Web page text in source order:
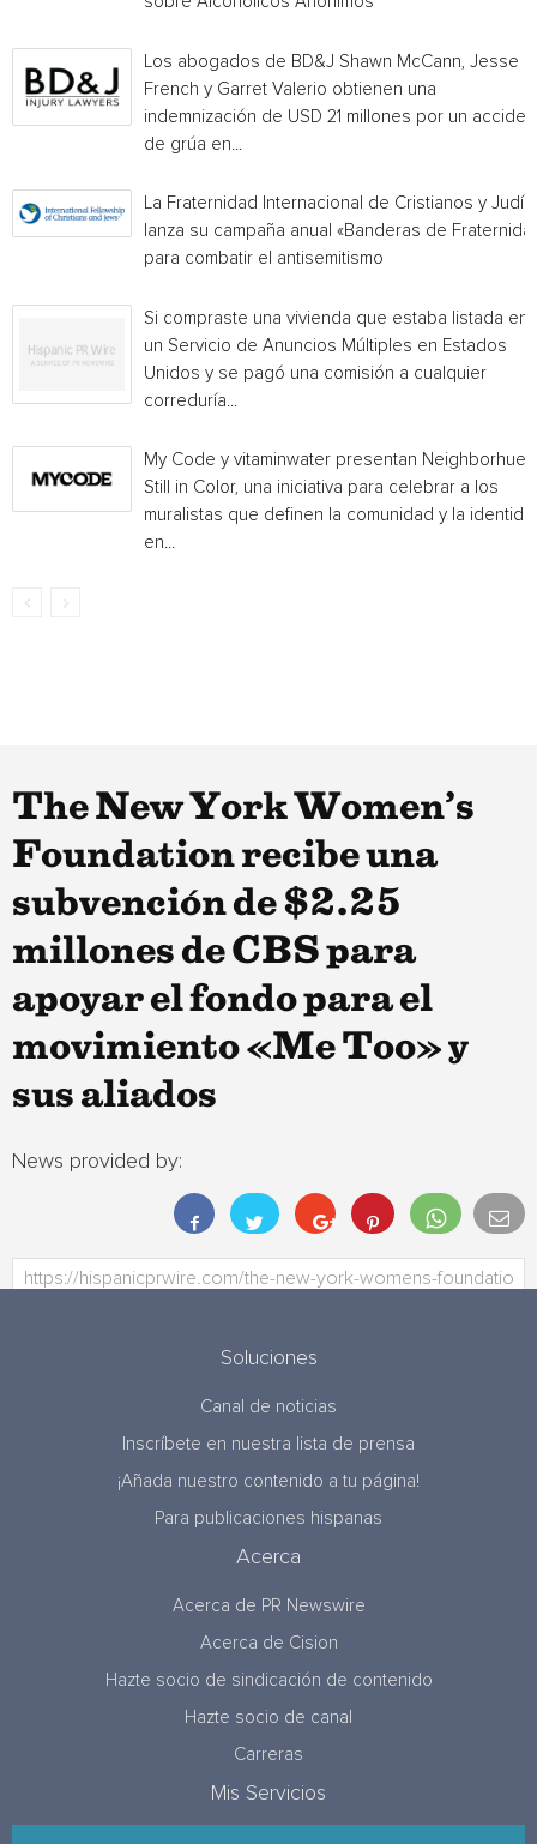
Los abogados de BD&J Shawn McCann, Jesse
French y Garret Valerio obtienen una
indemnización de USD 21 millones por un
de grúa en...
La Fraternidad Internacional de Cristianos y
lanza su campaña anual «Banderas de
para combatir el antisemitismo
Si compraste una vivienda que estaba listada en
un Servicio de Anuncios Múltiples en Estados
Unidos y se pagó una comisión a cualquier
correduría...
My Code y vitaminwater presentan Neighborhue:
Still in Color, una iniciativa para celebrar a los
muralistas que definen la comunidad y la
en...
The New York Women’s
Foundation recibe una
subvención de $2.25
millones de CBS para
apoyar el fondo para el
movimiento «Me Too» y
sus aliados
News provided by:
Soluciones
Canal de noticias
Inscríbete en nuestra lista de prensa
¡Añada nuestro contenido a tu página!
Para publicaciones hispanas
Acerca
Acerca de PR Newswire
Acerca de Cision
Hazte socio de sindicación de contenido
Hazte socio de canal
Carreras
Mis Servicios